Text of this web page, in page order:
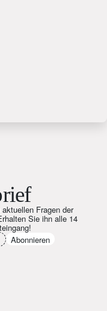
Fragen der
Sie ihn alle 14